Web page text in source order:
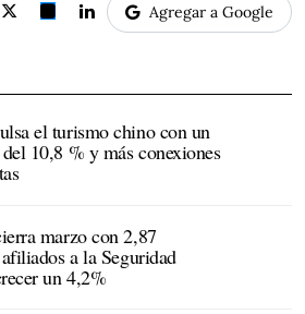
Agregar a Google
el turismo chino con un
10,8 % y más conexiones
marzo con 2,87
a la Seguridad
un 4,2%